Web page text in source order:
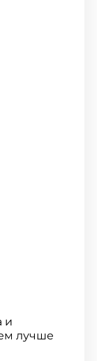
и
лучше